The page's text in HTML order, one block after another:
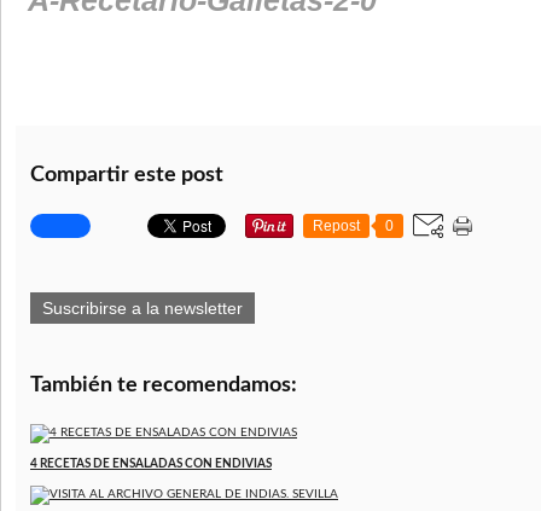
Compartir este post
Repost 0
Suscribirse a la newsletter
También te recomendamos:
4 RECETAS DE ENSALADAS CON ENDIVIAS